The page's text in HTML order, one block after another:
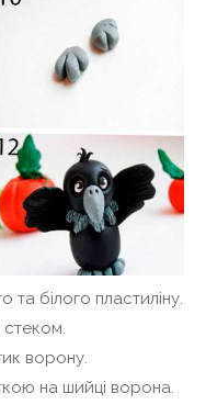
та білого пластиліну.
ворону.
на шийці ворона.